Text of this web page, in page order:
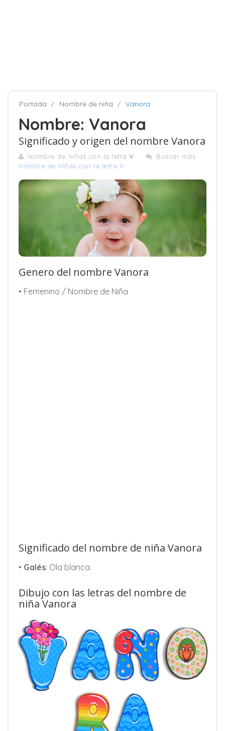
Portada Nombre de niña Vanora
Nombre: Vanora
Significado y origen del nombre Vanora
Nombre de niñas con la letra V
Buscar más
nombre de niñas con la letra V
Genero del nombre Vanora
• Femenino / Nombre de Niña
Significado del nombre de niña Vanora
• Galés: Ola blanca.
Dibujo con las letras del nombre de
niña Vanora